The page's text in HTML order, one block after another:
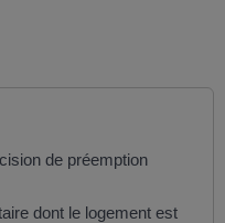
de préemption
dont le logement est